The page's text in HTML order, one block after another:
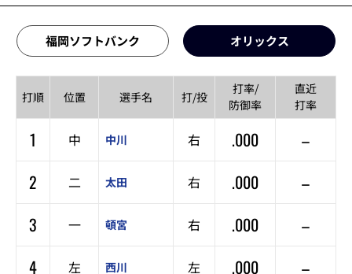
福岡ソフトバンク オリックス
打順 位置 選手名 打/投
打率/
防御率
直近
打率
1 中 中川 右 .000
–
2
二 太田 右 .000
–
3
一 頓宮 右 .000
–
4
左 西川 左 .000 –